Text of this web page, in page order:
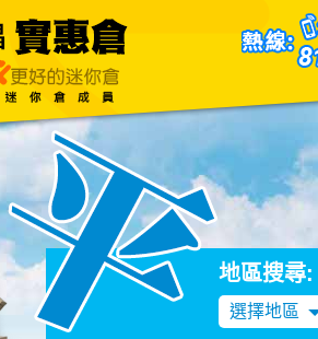
我們 聯絡我們
地區搜尋:
選擇地區